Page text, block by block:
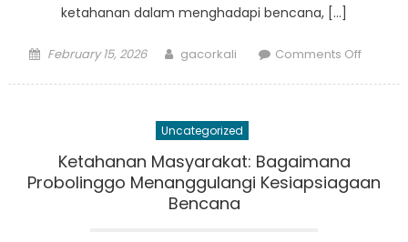
ketahanan dalam menghadapi bencana, […]
Posted
February 15, 2026 Author
gacorkali Comments Offon
Model
Uncategorized
Ketahanan Masyarakat: Bagaimana
Probolinggo Menanggulangi Kesiapsiagaan
Bencana